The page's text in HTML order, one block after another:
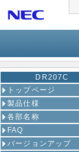
DR207C
トップページ
製品仕様
各部名称
FAQ
バージョンアップ